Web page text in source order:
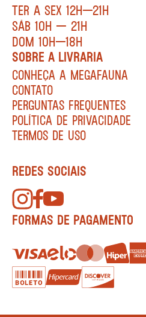
TER A SEX 12H—21H
SÁB 10H — 21H
DOM 10H—18H
SOBRE A LIVRARIA
CONHEÇA A MEGAFAUNA
CONTATO
PERGUNTAS FREQUENTES
POLÍTICA DE PRIVACIDADE
TERMOS DE USO
REDES SOCIAIS
FORMAS DE PAGAMENTO